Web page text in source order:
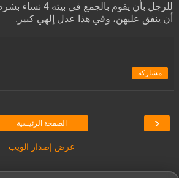
للرجل بأن يقوم
أن ينفق عليهن، وفي هذا عدل إلهي كبير.
مشاركة
‹ الصفحة الرئيسية
عرض إصدار الويب